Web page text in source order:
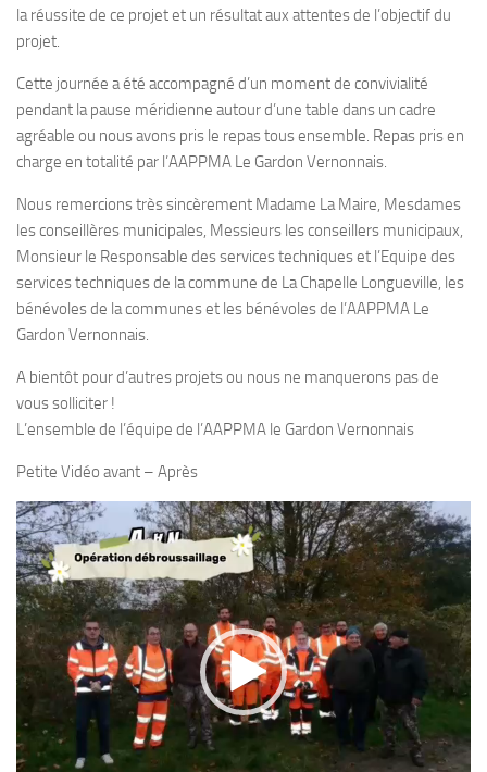
la réussite de ce projet et un résultat aux attentes de l’objectif du
projet.
Cette journée a été accompagné d’un moment de convivialité
pendant la pause méridienne autour d’une table dans un cadre
agréable ou nous avons pris le repas tous ensemble. Repas pris en
charge en totalité par l’AAPPMA Le Gardon Vernonnais.
Nous remercions très sincèrement Madame La Maire, Mesdames
les conseillères municipales, Messieurs les conseillers municipaux,
Monsieur le Responsable des services techniques et l’Equipe des
services techniques de la commune de La Chapelle Longueville, les
bénévoles de la communes et les bénévoles de l’AAPPMA Le
Gardon Vernonnais.
A bientôt pour d’autres projets ou nous ne manquerons pas de
vous solliciter !
L’ensemble de l’équipe de l’AAPPMA le Gardon Vernonnais
Petite Vidéo avant – Après
Lecteur
vidéo